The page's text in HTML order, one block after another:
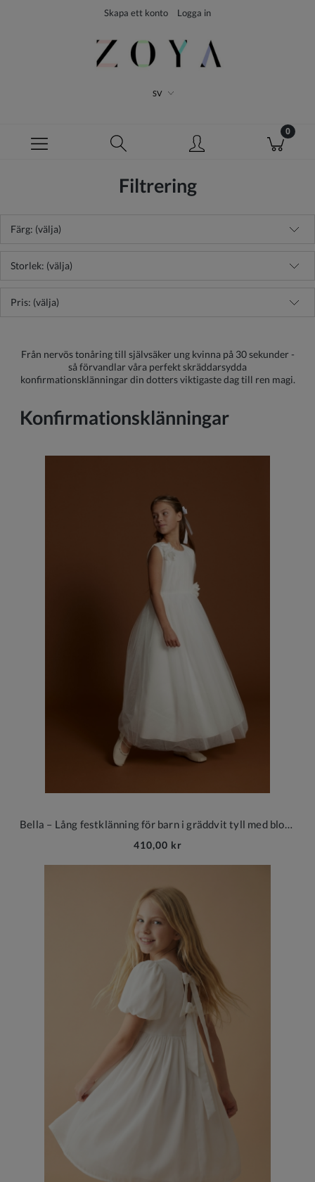
Skapa ett konto Logga in
SV
Filtrering
Färg: (välja)
Storlek: (välja)
Pris: (välja)
Från nervös tonåring till självsäker ung kvinna på 30 sekunder -
så förvandlar våra perfekt skräddarsydda
konfirmationsklänningar din dotters viktigaste dag till ren magi.
Konfirmationsklänningar
410,00 kr